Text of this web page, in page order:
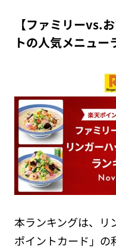
【ファミリーvs.
トの人気メニュー
本ランキングは、リ
ポイントカード」